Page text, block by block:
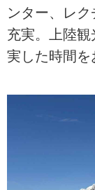
ンター、レ
充実。上陸
実した時間を